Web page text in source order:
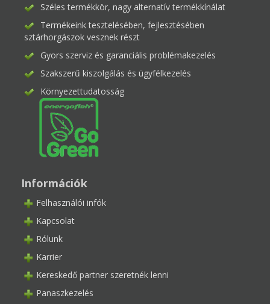
Széles termékkör, nagy alternatív termékkínálat
Termékeink tesztelésében, fejlesztésében
sztárhorgászok vesznek részt
Gyors szerviz és garanciális problémakezelés
Szakszerű kiszolgálás és ügyfélkezelés
Környezettudatosság
Információk
Felhasználói infók
Kapcsolat
Rólunk
Karrier
Kereskedő partner szeretnék lenni
Panaszkezelés